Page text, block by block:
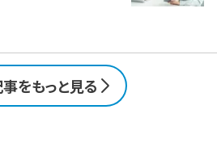
務効率化を一緒に実現
売管理システムが建設
も分かりやすくまとめ
の防止、現場と事務の連
ださい。 この1ページ
な機能、メリット／デメ
をもっと見る